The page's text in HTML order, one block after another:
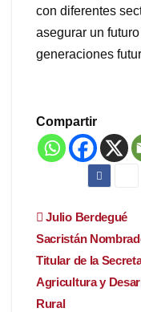
con diferentes
asegurar un
generaciones
Compartir
de
entradas
Julio Berdegué
Sacristán
Titular de la
Agricultura y
Rural